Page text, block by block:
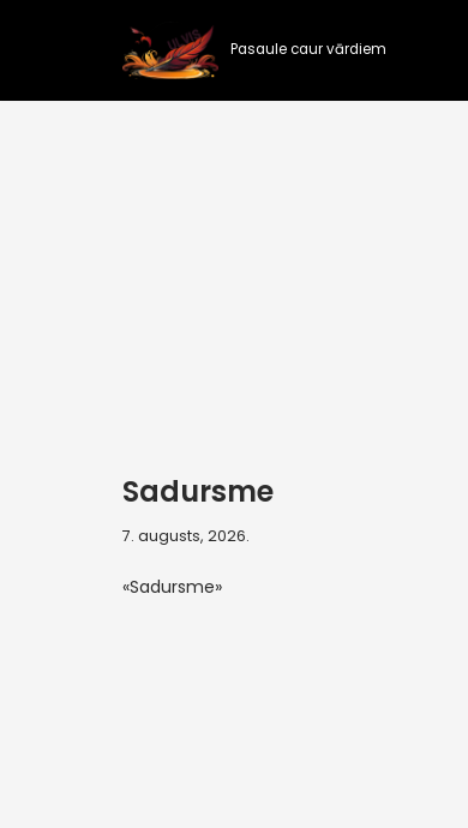
Pasaule caur vārdiem
Sadursme
7. augusts, 2026.
«Sadursme»